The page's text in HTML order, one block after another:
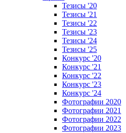
Тезисы '20
Тезисы '21
Тезисы '22
Тезисы '23
Тезисы '24
Тезисы '25
Конкурс '20
Конкурс '21
Конкурс '22
Конкурс '23
Конкурс '24
Фотографии 2020
Фотографии 2021
Фотографии 2022
Фотографии 2023